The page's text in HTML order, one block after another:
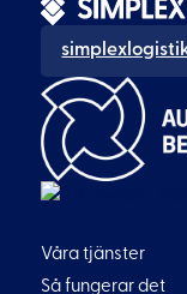
Våra tjänster
Så fungerar det